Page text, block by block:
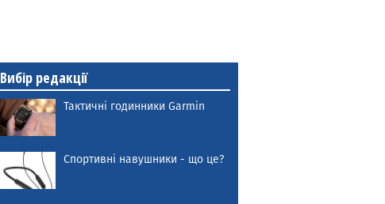
Вибір редакції
Тактичні годинники Garmin
Спортивні навушники - що це?